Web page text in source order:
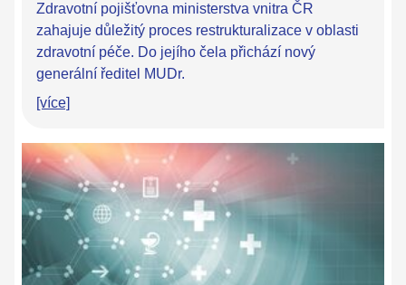
Zdravotní pojišťovna ministerstva vnitra ČR
zahajuje důležitý proces restrukturalizace v oblasti
zdravotní péče. Do jejího čela přichází nový
generální ředitel MUDr.
[více]